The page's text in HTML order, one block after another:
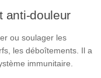
anti-douleur
ou soulager les
les déboîtements. Il a
immunitaire.